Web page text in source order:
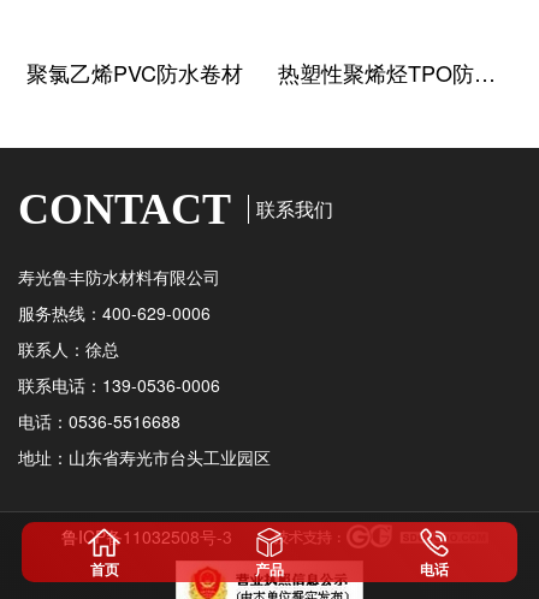
聚氯乙烯PVC防水卷材 热塑性聚烯烃TPO防水卷材
CONTACT 联系我们
寿光鲁丰防水材料有限公司
服务热线：400-629-0006
联系人：徐总
联系电话：139-0536-0006
电话：0536-5516688
地址：山东省寿光市台头工业园区
鲁ICP备11032508号-3
首页 产品 电话